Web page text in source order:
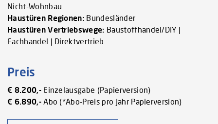
Nicht-Wohnbau
Haustüren Regionen: Bundesländer
Haustüren Vertriebswege: Baustoffhandel/DIY |
Fachhandel | Direktvertrieb
Preis
€ 8.200,-Einzelausgabe (Papierversion)
€ 6.890,-Abo (*Abo-Preis pro Jahr Papierversion)